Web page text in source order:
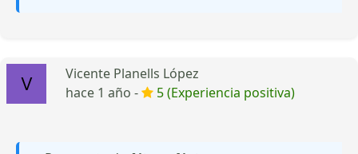
Vicente Planells López
hace 1 año -
5 (Experiencia positiva)